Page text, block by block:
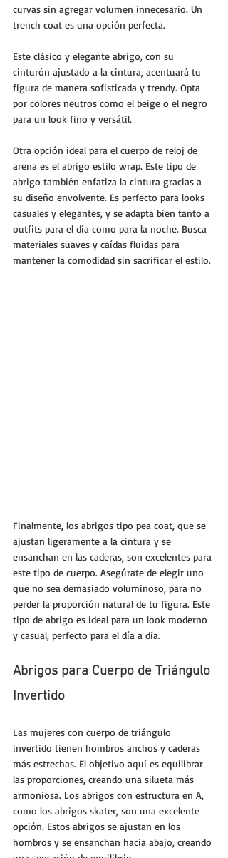
curvas sin agregar volumen innecesario. Un
trench coat es una opción perfecta.
Este clásico y elegante abrigo, con su
cinturón ajustado a la cintura, acentuará tu
figura de manera sofisticada y trendy. Opta
por colores neutros como el beige o el negro
para un look fino y versátil.
Otra opción ideal para el cuerpo de reloj de
arena es el abrigo estilo wrap. Este tipo de
abrigo también enfatiza la cintura gracias a
su diseño envolvente. Es perfecto para looks
casuales y elegantes, y se adapta bien tanto a
outfits para el día como para la noche. Busca
materiales suaves y caídas fluidas para
mantener la comodidad sin sacrificar el estilo.
Finalmente, los abrigos tipo pea coat, que se
ajustan ligeramente a la cintura y se
ensanchan en las caderas, son excelentes para
este tipo de cuerpo. Asegúrate de elegir uno
que no sea demasiado voluminoso, para no
perder la proporción natural de tu figura. Este
tipo de abrigo es ideal para un look moderno
y casual, perfecto para el día a día.
Abrigos para Cuerpo de Triángulo
Invertido
Las mujeres con cuerpo de triángulo
invertido tienen hombros anchos y caderas
más estrechas. El objetivo aquí es equilibrar
las proporciones, creando una silueta más
armoniosa. Los abrigos con estructura en A,
como los abrigos skater, son una excelente
opción. Estos abrigos se ajustan en los
hombros y se ensanchan hacia abajo, creando